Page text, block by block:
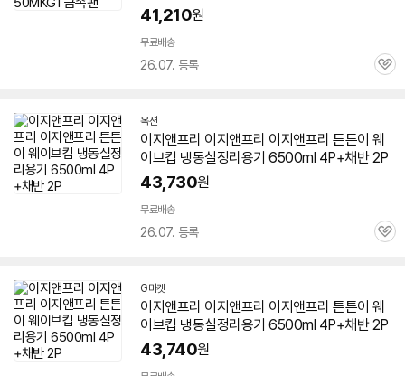
41,210원
무료배송
26.07. 등록
관
옥션
이지앤프리 이지앤프리 이지앤프리 튼튼이 웨
이브킵 냉동실정리용기 6500ml 4P+채반 2P
43,730원
무료배송
26.07. 등록
관
G마켓
이지앤프리 이지앤프리 이지앤프리 튼튼이 웨
이브킵 냉동실정리용기 6500ml 4P+채반 2P
43,740원